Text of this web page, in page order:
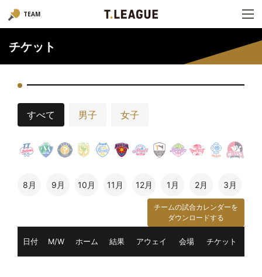
TEAM
チケット
すべて 男子 女子
8月 9月 10月 11月 12月 1月 2月 3月
チームの試合カレンダーを
ダウンロードする
日付 M/W ホーム 結果 アウェイ 会場 チケット